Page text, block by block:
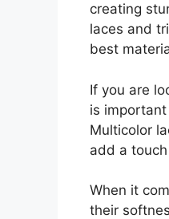
creating
laces and
best
If you are
is
Multicolor
add a
When it
their